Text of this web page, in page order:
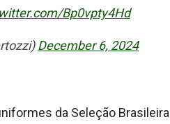
Bp0vpty4Hd
December 6, 2024
da Seleção